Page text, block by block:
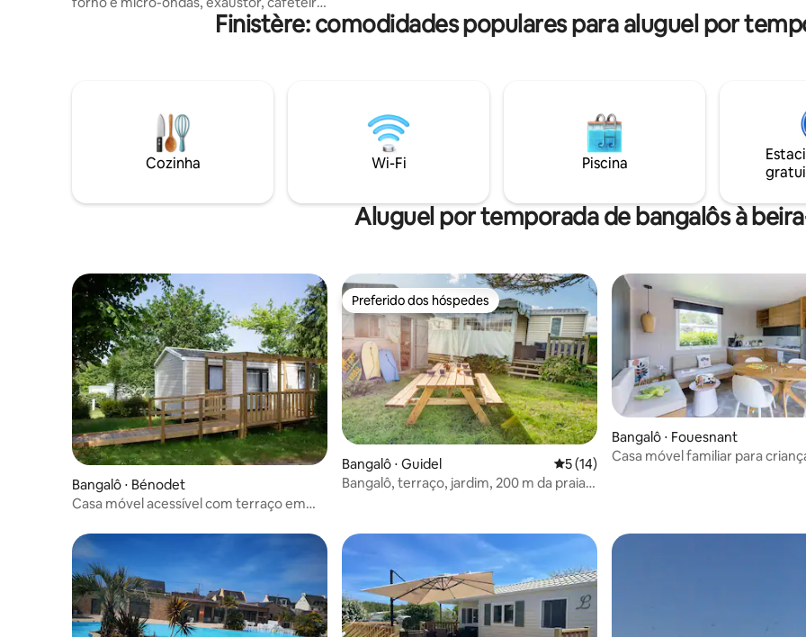
chaleira, torradeira, máquina de lavar,
familiar, a 100 m da praia e da trilha
costeira, a 50 m da floresta, a 3 km de
lojas (pequeno supermercado, tabacaria,
farmácia, etc.) e perto de Concarneau,
(aberto de meados de março a início de
novembro) graças ao passe divertido (às
chá. Permanecendo à sua disposição.
aquecidas, toboáguas,
jacuzzi. Animais de estimação
Sul da Bretanha: praias,
passeios e o charme de
proximidades. Possibilidade de
tardia.
Finistère: comodidades populares para aluguel por
Cozinha Wi-Fi Piscina
Aluguel por temporada de bangalôs à
Bangalô ⋅ Bénodet
Casa móvel acessível com terraço em
Preferido dos hóspedes
Preferido dos hóspedes
Bangalô ⋅ Guidel 5 de uma avaliação média de 5, 14
5 (14)
Bangalô, terraço, jardim, 200 m da praia
Bangalô ⋅ Fouesnant
Casa móvel familiar para